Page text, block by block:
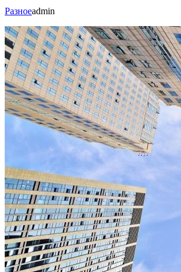
Разноеadmin